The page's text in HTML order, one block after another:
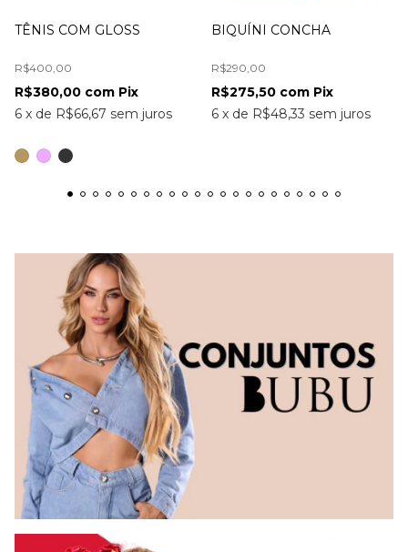
TÊNIS COM GLOSS
R$400,00
6 x de R$66,67 sem juros
R$380,00 com Pix
BIQUÍNI CONCHA
R$290,00
6 x de R$48,33 sem juros
R$275,50 com Pix